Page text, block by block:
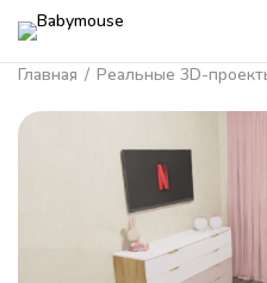
Главная / Реальные 3D-